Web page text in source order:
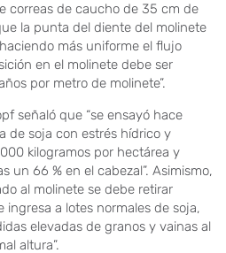
correas de caucho de 35 cm de
la punta del diente del molinete
más uniforme el flujo
en el molinete debe ser
por metro de molinete”.
señaló que “se ensayó hace
de soja con estrés hídrico y
kilogramos por hectárea y
un 66 % en el cabezal”. Asimismo,
al molinete se debe retirar
a lotes normales de soja,
elevadas de granos y vainas al
altura”.